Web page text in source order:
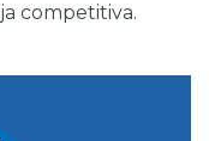
competitiva.